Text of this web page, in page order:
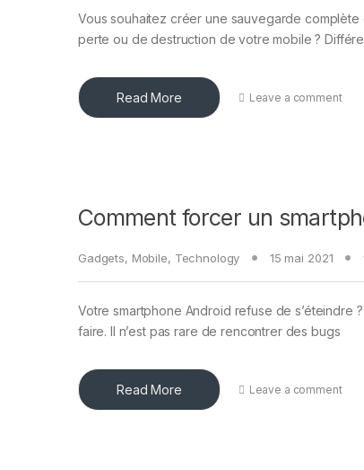
Vous souhaitez créer une sauvegarde
perte ou de destruction de votre mobile ?
Read More Leave a comment
Comment forcer un
Gadgets, Mobile, Technology 15 mai 2021
Votre smartphone Android refuse de s’éteindre
faire. Il n’est pas rare de rencontrer des bugs
Read More Leave a comment